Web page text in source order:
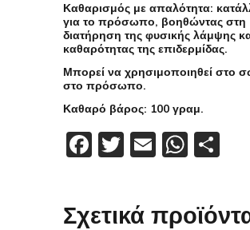
Καθαρισμός με απαλότητα:
για το πρόσωπο, βοηθώντας στη
διατήρηση της φυσικής λάμψης
καθαρότητας της επιδερμίδας.
Μπορεί να χρησιμοποιηθεί στο
στο πρόσωπο.
Καθαρό βάρος: 100 γραμ.
Facebook
Twitter
Email
Σχετικά